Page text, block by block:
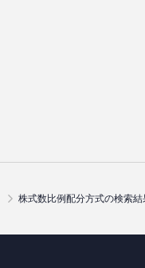
株式数比例配分方式の検索結